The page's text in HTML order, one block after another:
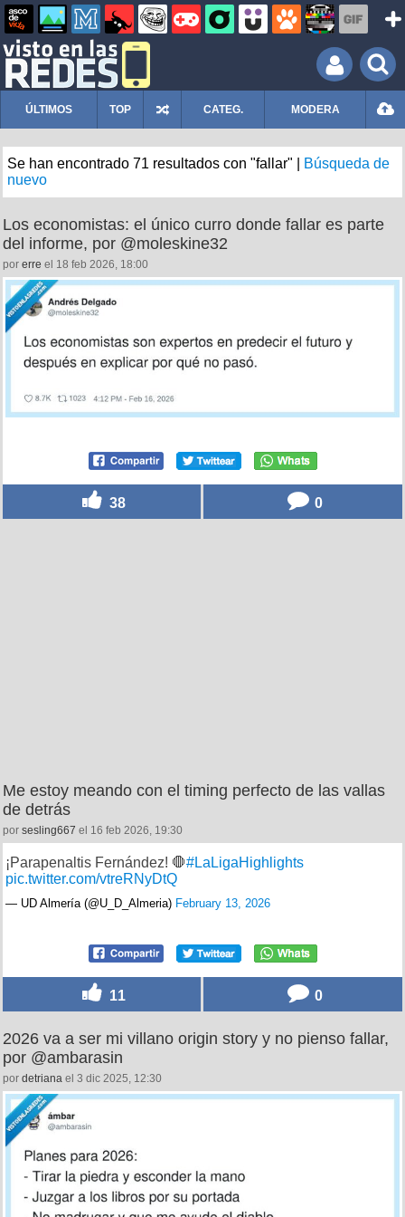
ÚLTIMOS TOP CATEG. MODERA
Se han encontrado 71 resultados con "fallar" |
Búsqueda de
nuevo
Los economistas: el único curro donde fallar es parte
del informe, por @moleskine32
por erre el 18 feb 2026, 18:00
38 0
Me estoy meando con el timing perfecto de las vallas
de detrás
por sesling667 el 16 feb 2026, 19:30
¡Parapenaltis Fernández! 🛑#LaLigaHighlights
pic.twitter.com/vtreRNyDtQ
— UD Almería (@U_D_Almeria) February 13, 2026
11 0
2026 va a ser mi villano origin story y no pienso fallar,
por @ambarasin
por detriana el 3 dic 2025, 12:30